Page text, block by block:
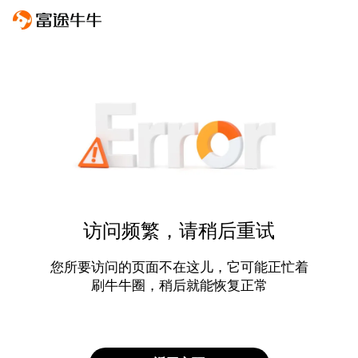
访问频繁，请稍后重试
您所要访问的页面不在这儿，它可能正忙着
刷牛牛圈，稍后就能恢复正常